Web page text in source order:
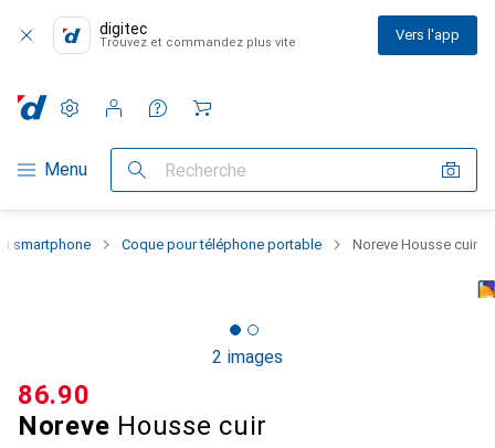
digitec
Trouvez et commandez plus vite Vers l'app
Navigation par catégorie
Menu Recherche
Paramètres
Compte client
Listes de comparaison
Listes d'envies
Panier
smartphone Coque pour téléphone portable Noreve Housse cuir
2 images
Noreve Housse cuir
CHF
86.90